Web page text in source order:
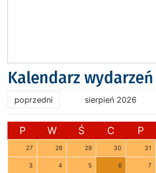
Kalendarz wydarzeń
poprzedni sierpień 2026
P W Ś C P
27 28 29 30 31
3 4 5 6 7